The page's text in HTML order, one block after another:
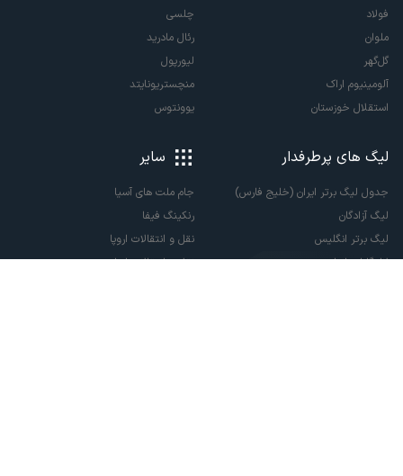
فولاد
ملوان
گل‌گهر
آلومینیوم اراک
استقلال خوزستان
چلسی
رئال مادرید
لیورپول
منچستریونایتد
یوونتوس
لیگ های پرطرفدار
جدول لیگ برتر ایران (خلیج فارس)
لیگ آزادگان
لیگ برتر انگلیس
لالیگا اسپانیا
سایر
جام ملت های آسیا
رنکینگ فیفا
نقل و انتقالات اروپا
نقل و انتقالات ایران